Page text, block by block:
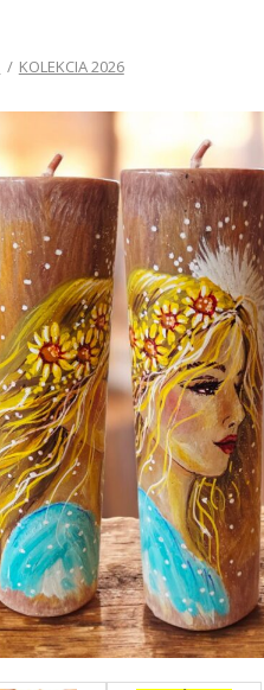
/ KOLEKCIA 2026